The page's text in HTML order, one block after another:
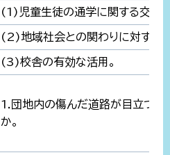
(1)児童生徒の通学に関する交通
(2)地域社会との関わりに対する
(3)校舎の有効な活用。
1.団地内の傷んだ道路が目立つ。
か。